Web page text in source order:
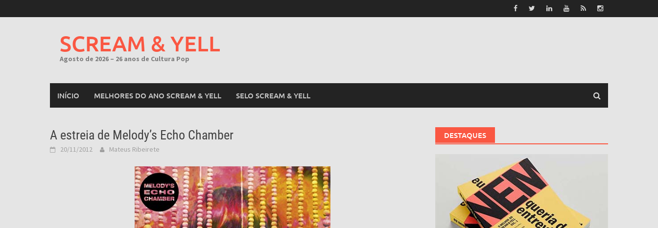
to
SCREAM & YELL
Agosto de 2026 – 26 anos de Cultura Pop
INÍCIO MELHORES DO ANO SCREAM & YELL SELO SCREAM & YELL
A estreia de Melody’s Echo Chamber
20/11/2012 Mateus Ribeirete
DESTAQUES